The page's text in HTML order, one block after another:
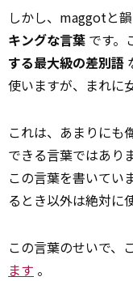
しかし、maggotと
キングな言葉 です。
する最大級の差別語
使いますが、まれに
これは、あまりにも
できる言葉ではあり
この言葉を書いてい
るとき以外は絶対に
この言葉のせいで、
ます 。